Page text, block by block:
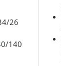
26
140